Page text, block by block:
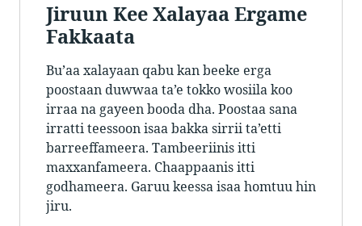
Jiruun Kee Xalayaa Ergame
Fakkaata
Bu’aa xalayaan qabu kan beeke erga
poostaan duwwaa ta’e tokko wosiila koo
irraa na gayeen booda dha. Poostaa sana
irratti teessoon isaa bakka sirrii ta’etti
barreeffameera. Tambeeriinis itti
maxxanfameera. Chaappaanis itti
godhameera. Garuu keessa isaa homtuu hin
jiru.